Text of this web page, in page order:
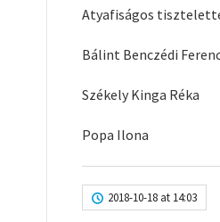
Atyafiságos
Bálint Benczédi
Székely Kinga
Popa Ilona
2018-10-18 at 14:03